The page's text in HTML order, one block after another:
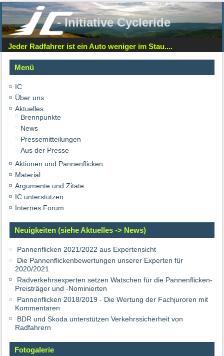
- Initiative Cycleride
Jeder Radfahrer ist ein Auto weniger im Stau....
Menü
IC
Über uns
Aktuelles
Brennpunkte
News
Pressemitteilungen
Aus der Presse
Aktionen und Pannenflicken
Material
Argumente und Zitate
IC unterstützen
Internes Forum
Neuigkeiten (siehe Aktuelles -> News)
Pannenflicken 2021/2022 aus Expertensicht
Die Pannenflickenbewertungen unserer Experten für
2020/2021
Radverkehrsexperten setzen Watschen für die Pannenflicken-
Preisträger und -Nominierten
Pannenflicken 2018/2019 - Die Wertung der Fachjuroren mit
Kommentaren
BDR und Skoda unterstützen Verkehrssicherheit von
Radfahrern
Fotogalerie